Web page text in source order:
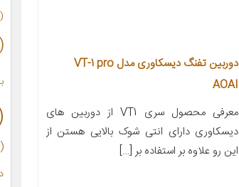
دوربین تفنگ دیسکاوری مدل VT-1 pro
AOAI
معرفی محصول سری VT1 از دوربین های
دیسکاوری دارای انتی شوک بالایی هستن از
این رو علاوه بر استفاده بر […]
(605)
(676)